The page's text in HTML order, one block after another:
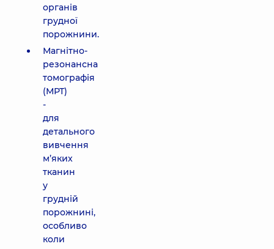
органів
грудної
порожнини.
Магнітно-
резонансна
томографія
(МРТ)
-
для
детального
вивчення
м’яких
тканин
у
грудній
порожнині,
особливо
коли